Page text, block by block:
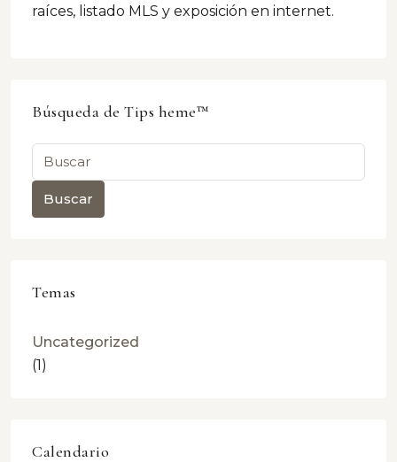
raíces, listado MLS y exposición en internet.
Búsqueda de Tips heme™
Buscar
Temas
Uncategorized
(1)
Calendario